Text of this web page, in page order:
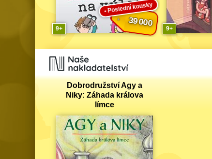
39 000
9
Poslední kousky
9
Dobrodružství Agy a
Niky: Záhada králova
límce